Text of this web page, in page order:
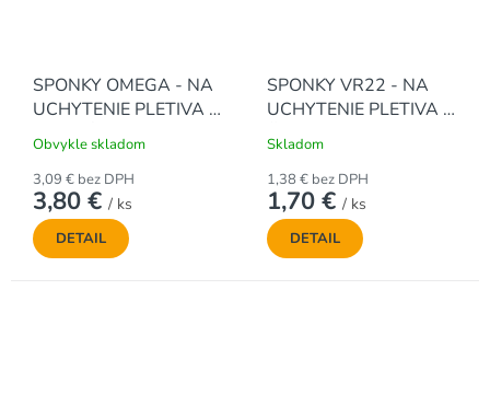
SPONKY OMEGA - NA
UCHYTENIE PLETIVA -
ZELENÉ (200 ks / bal.)
Obvykle skladom
3,09 € bez DPH
3,80 € / ks
DETAIL
SPONKY VR22 - NA
UCHYTENIE PLETIVA -
ČIERNE (50 ks / bal.)
Skladom
1,38 € bez DPH
1,70 € / ks
DETAIL